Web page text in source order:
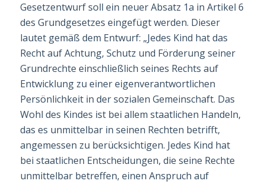
Gesetzentwurf soll ein neuer Absatz 1a in Artikel 6
des Grundgesetzes eingefügt werden. Dieser
lautet gemäß dem Entwurf: „Jedes Kind hat das
Recht auf Achtung, Schutz und Förderung seiner
Grundrechte einschließlich seines Rechts auf
Entwicklung zu einer eigenverantwortlichen
Persönlichkeit in der sozialen Gemeinschaft. Das
Wohl des Kindes ist bei allem staatli­chen Handeln,
das es unmittelbar in seinen Rechten betrifft,
angemessen zu berücksich­tigen. Jedes Kind hat
bei staatlichen Entscheidungen, die seine Rechte
unmittelbar be­treffen, einen Anspruch auf